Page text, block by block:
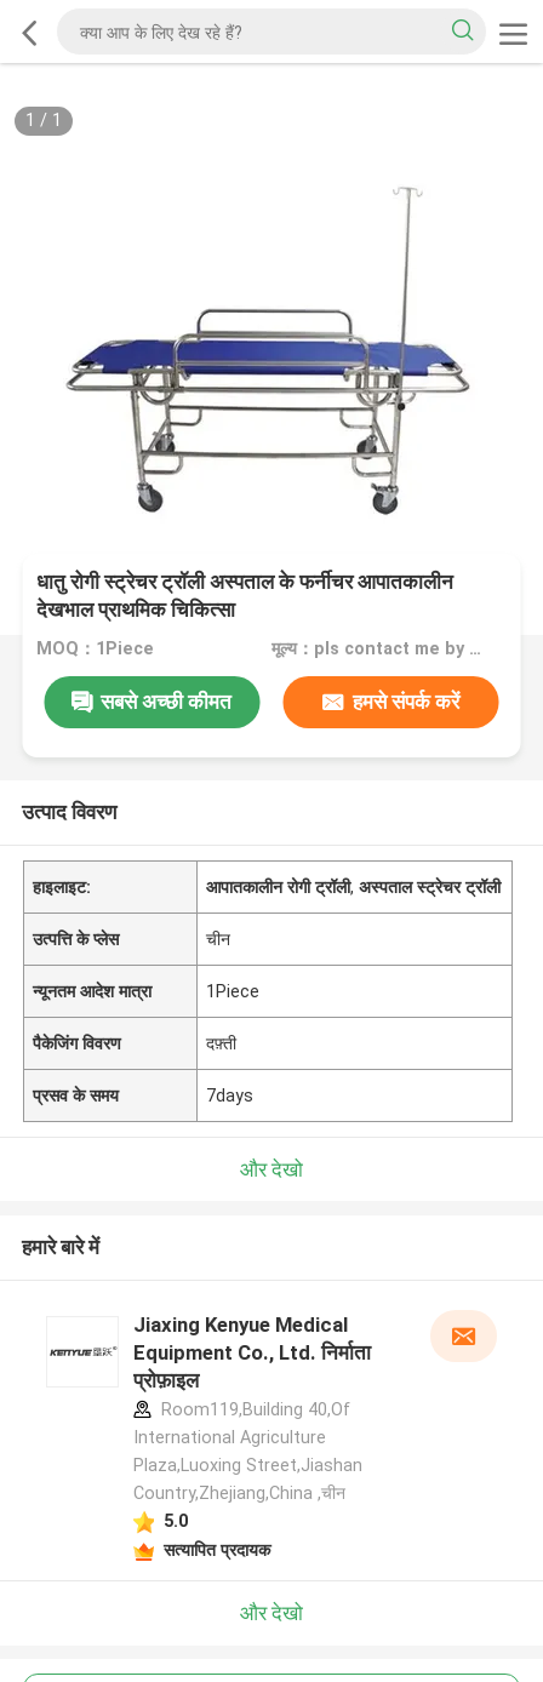
1 / 1
धातु रोगी स्ट्रेचर ट्रॉली अस्पताल के फर्नीचर आपातकालीन
देखभाल प्राथमिक चिकित्सा
MOQ：1Piece मूल्य：pls contact me by email
सबसे अच्छी कीमत हमसे संपर्क करें
उत्पाद विवरण
हाइलाइट: आपातकालीन रोगी ट्रॉली,अस्पताल स्ट्रेचर ट्रॉली
उत्पत्ति के प्लेस चीन
न्यूनतम आदेश मात्रा 1Piece
पैकेजिंग विवरण दफ़्ती
प्रसव के समय 7days
और देखो
हमारे बारे में
Jiaxing Kenyue Medical
Equipment Co., Ltd. निर्माता
प्रोफ़ाइल
Room119,Building 40,Of
International Agriculture
Plaza,Luoxing Street,Jiashan
Country,Zhejiang,China ,चीन
5.0
सत्यापित प्रदायक
और देखो